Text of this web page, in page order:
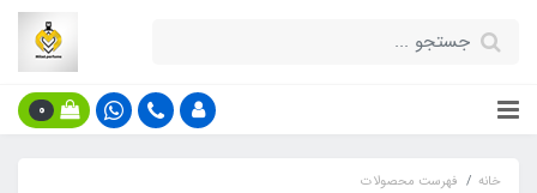
0
خانه
فهرست محصولات